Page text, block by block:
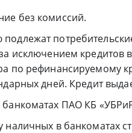
без комиссий.
исключением
по рефинансируемому
дней. Кредит
ПАО КБ
наличных в банкоматах